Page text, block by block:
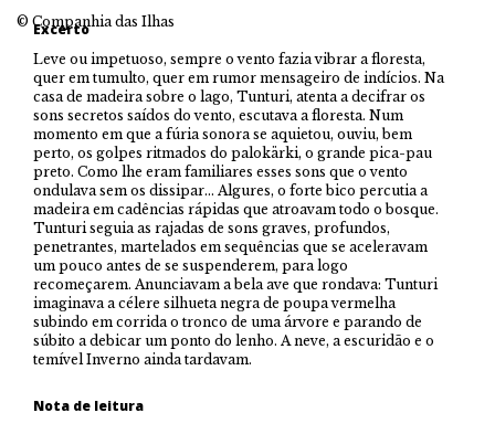
Excerto
Leve ou impetuoso, sempre o vento fazia vibrar a floresta,
quer em tumulto, quer em rumor mensageiro de indícios. Na
casa de madeira sobre o lago, Tunturi, atenta a decifrar os
sons secretos saídos do vento, escutava a floresta. Num
momento em que a fúria sonora se aquietou, ouviu, bem
perto, os golpes ritmados do palokärki, o grande pica-pau
preto. Como lhe eram familiares esses sons que o vento
ondulava sem os dissipar… Algures, o forte bico percutia a
madeira em cadências rápidas que atroavam todo o bosque.
Tunturi seguia as rajadas de sons graves, profundos,
penetrantes, martelados em sequências que se aceleravam
um pouco antes de se suspenderem, para logo
recomeçarem. Anunciavam a bela ave que rondava: Tunturi
imaginava a célere silhueta negra de poupa vermelha
subindo em corrida o tronco de uma árvore e parando de
súbito a debicar um ponto do lenho. A neve, a escuridão e o
temível Inverno ainda tardavam.
Nota de leitura
© Companhia das Ilhas